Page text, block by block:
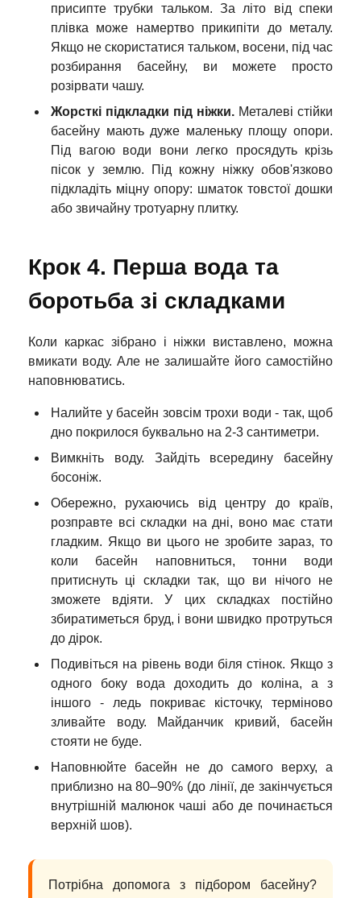
присипте трубки тальком. За літо від спеки
плівка може намертво прикипіти до металу.
Якщо не скористатися тальком, восени, під час
розбирання басейну, ви можете просто
розірвати чашу.
Жорсткі підкладки під ніжки. Металеві стійки
басейну мають дуже маленьку площу опори.
Під вагою води вони легко просядуть крізь
пісок у землю. Під кожну ніжку обов'язково
підкладіть міцну опору: шматок товстої дошки
або звичайну тротуарну плитку.
Крок 4. Перша вода та
боротьба зі складками
Коли каркас зібрано і ніжки виставлено, можна
вмикати воду. Але не залишайте його самостійно
наповнюватись.
Налийте у басейн зовсім трохи води - так, щоб
дно покрилося буквально на 2-3 сантиметри.
Вимкніть воду. Зайдіть всередину басейну
босоніж.
Обережно, рухаючись від центру до країв,
розправте всі складки на дні, воно має стати
гладким. Якщо ви цього не зробите зараз, то
коли басейн наповниться, тонни води
притиснуть ці складки так, що ви нічого не
зможете вдіяти. У цих складках постійно
збиратиметься бруд, і вони швидко протруться
до дірок.
Подивіться на рівень води біля стінок. Якщо з
одного боку вода доходить до коліна, а з
іншого - ледь покриває кісточку, терміново
зливайте воду. Майданчик кривий, басейн
стояти не буде.
Наповнюйте басейн не до самого верху, а
приблизно на 80–90% (до лінії, де закінчується
внутрішній малюнок чаші або де починається
верхній шов).
Потрібна допомога з підбором басейну?